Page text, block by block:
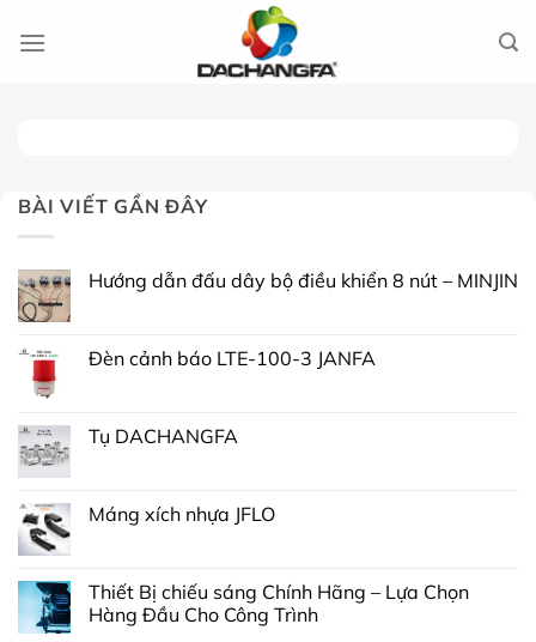
đến
BÀI VIẾT GẦN ĐÂY
Hướng dẫn đấu dây bộ điều khiển 8 nút – MINJIN
Đèn cảnh báo LTE-100-3 JANFA
Tụ DACHANGFA
Máng xích nhựa JFLO
Thiết Bị chiếu sáng Chính Hãng – Lựa Chọn
Hàng Đầu Cho Công Trình